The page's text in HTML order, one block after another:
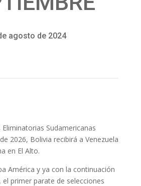
agosto de 2024
Eliminatorias Sudamericanas
2026, Bolivia recibirá a Venezuela
en El Alto.
América y ya con la continuación
el primer parate de selecciones